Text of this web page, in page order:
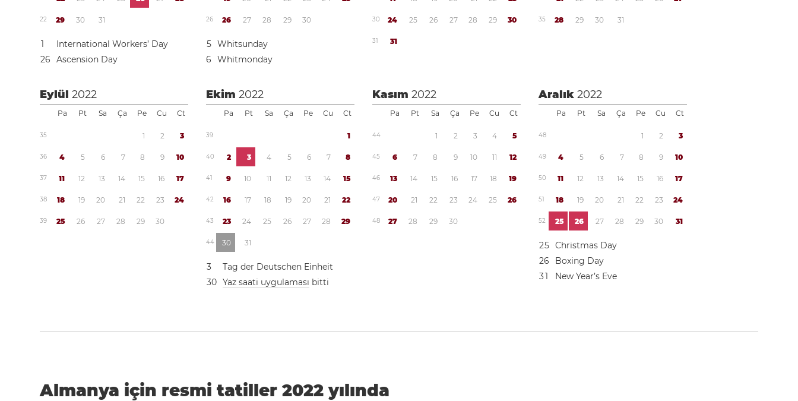
22 29 30 31
1
International Workers’ Day
26 Ascension Day
26 26 27 28 29 30
5 Whitsunday
6
Whitmonday
30 24 25 26 27 28 29 30
31 31
35 28 29 30 31
Eylül2022
Pa Pt Sa Ça Pe Cu Ct
35 1 2 3
36 4 5 6 7 8 9 10
37 11 12 13 14 15 16 17
38 18 19 20 21 22 23 24
39 25 26 27 28 29 30
Ekim2022
Pa Pt Sa Ça Pe Cu Ct
39 1
40 2 3 4 5 6 7 8
41 9 10 11 12 13 14 15
42 16 17 18 19 20 21 22
43 23 24 25 26 27 28 29
44 30 31
3
Tag der Deutschen Einheit
30 Yaz saati uygulaması bitti
Kasım2022
Pa Pt Sa Ça Pe Cu Ct
44 1 2 3 4 5
45 6 7 8 9 10 11 12
46 13 14 15 16 17 18 19
47 20 21 22 23 24 25 26
48 27 28 29 30
Aralık2022
Pa Pt Sa Ça Pe Cu Ct
48 1 2 3
49 4 5 6 7 8 9 10
50 11 12 13 14 15 16 17
51 18 19 20 21 22 23 24
52 25 26 27 28 29 30 31
25 Christmas Day
26
Boxing Day
31 New Year’s Eve
Almanya için resmi tatiller 2022 yılında